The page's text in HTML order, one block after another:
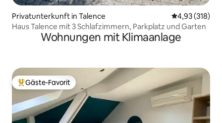
Privatunterkunft in Talence
4,93 (318)
Haus Talence mit 3 Schlafzimmern, Parkplatz und Garten
Wohnungen mit Klimaanlage
Beliebter Gäste-Favorit.
Gäste-Favorit